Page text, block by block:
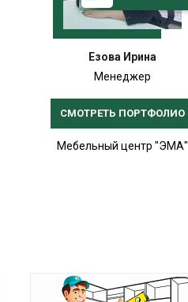
Езова Ирина
Менеджер
СМОТРЕТЬ ПОРТФОЛИО
Мебельный центр "ЭМА"